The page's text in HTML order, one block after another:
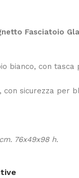
Fasciatoio
bianco, con tasca
sicurezza per
76x49x98 h.